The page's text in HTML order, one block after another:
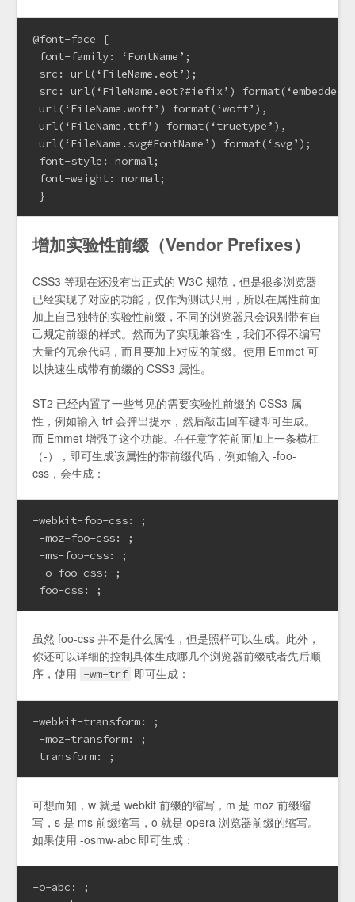
@font-face {
font-family: ‘FontName’;
src: url(‘FileName.eot’);
src: url(‘FileName.eot?#iefix’) format(‘embedded-
url(‘FileName.woff’) format(‘woff’),
url(‘FileName.ttf’) format(‘truetype’),
url(‘FileName.svg#FontName’) format(‘svg’);
font-style: normal;
font-weight: normal;
}
增加实验性前缀（Vendor Prefixes）
CSS3 等现在还没有出正式的 W3C 规范，但是很多浏览器
已经实现了对应的功能，仅作为测试只用，所以在属性前面
加上自己独特的实验性前缀，不同的浏览器只会识别带有自
己规定前缀的样式。然而为了实现兼容性，我们不得不编写
大量的冗余代码，而且要加上对应的前缀。使用 Emmet 可
以快速生成带有前缀的 CSS3 属性。
ST2 已经内置了一些常见的需要实验性前缀的 CSS3 属
性，例如输入 trf 会弹出提示，然后敲击回车键即可生成。
而 Emmet 增强了这个功能。在任意字符前面加上一条横杠
（-），即可生成该属性的带前缀代码，例如输入 -foo-
css，会生成：
-webkit-foo-css: ;
-moz-foo-css: ;
-ms-foo-css: ;
-o-foo-css: ;
foo-css: ;
虽然 foo-css 并不是什么属性，但是照样可以生成。此外，
你还可以详细的控制具体生成哪几个浏览器前缀或者先后顺
序，使用 -wm-trf 即可生成：
-webkit-transform: ;
-moz-transform: ;
transform: ;
可想而知，w 就是 webkit 前缀的缩写，m 是 moz 前缀缩
写，s 是 ms 前缀缩写，o 就是 opera 浏览器前缀的缩写。
如果使用 -osmw-abc 即可生成：
-o-abc: ;